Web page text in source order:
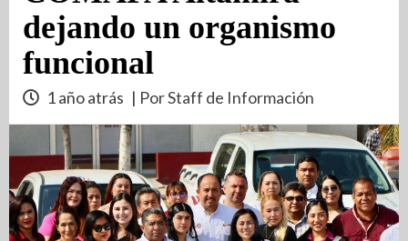
dejando un organismo
funcional
1 año atrás | Por Staff de Información